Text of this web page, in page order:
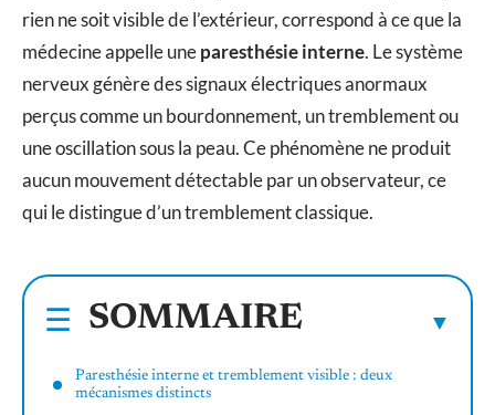
rien ne soit visible de l’extérieur, correspond à ce que la
médecine appelle uneparesthésie interne. Le système
nerveux génère des signaux électriques anormaux
perçus comme un bourdonnement, un tremblement ou
une oscillation sous la peau. Ce phénomène ne produit
aucun mouvement détectable par un observateur, ce
qui le distingue d’un tremblement classique.
SOMMAIRE
Paresthésie interne et tremblement visible : deux
mécanismes distincts